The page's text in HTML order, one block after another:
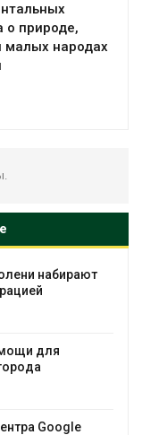
о природе,
малых народах
Тайфун, засуха и
несколько регионов
Солнечные панели
воду